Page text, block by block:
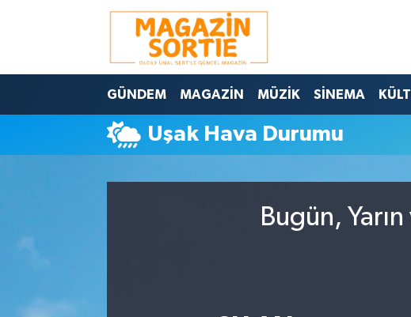
GÜNDEM MAGAZİN MÜZİK SİNEMA
Uşak Hava Durumu
Bugün,
Nöbetçi Eczaneler
Hava Durumu
Trafik Durumu
Süper Lig Puan Durumu ve Fikstür
Haber Arşivi